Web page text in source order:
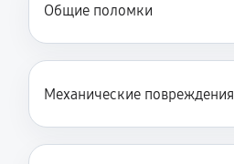
Общие поломки
Механические повреждения